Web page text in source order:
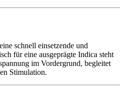
schnell einsetzende und
für eine ausgeprägte Indica steht
im Vordergrund, begleitet
Stimulation.